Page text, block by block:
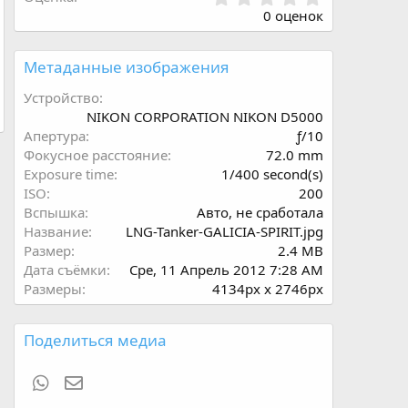
.
0
0
0 оценок
Метаданные изображения
Устройство
NIKON CORPORATION NIKON D5000
Апертура
ƒ/10
Фокусное расстояние
72.0 mm
Exposure time
1/400 second(s)
ISO
200
Вспышка
Авто, не сработала
Название
LNG-Tanker-GALICIA-SPIRIT.jpg
Размер
2.4 MB
Дата съёмки
Сре, 11 Апрель 2012 7:28 AM
Размеры
4134px x 2746px
Поделиться медиа
WhatsApp